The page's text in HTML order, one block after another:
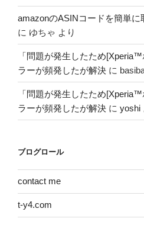
amazonのASINコードを簡単
に ゆちゃ より
「問題が発生したため
ラーが頻発したが解決 に
「問題が発生したため
ラーが頻発したが解決 に yoshi
ブログロール
contact me
t-y4.com